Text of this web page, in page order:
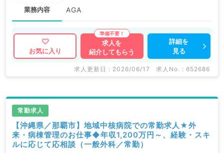
業務内容 AGA
お気に入り
求人を
紹介してもらう
詳細を
見る
求人更新日 : 2026/06/17 求人No. : 652686
常勤求人
【沖縄県／那覇市】地域中核病院での常勤求人★外
来・病棟管理のお仕事◆年収1,200万円～、経験・スキ
ルに応じて応相談（一般外科／常勤）